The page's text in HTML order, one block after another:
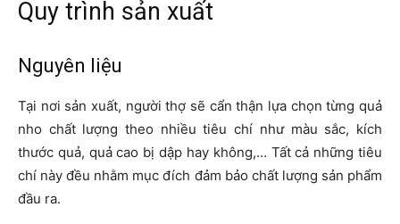
Quy trình sản xuất
Nguyên liệu
Tại nơi sản xuất, người thợ sẽ cẩn thận lựa chọn từng quả
nho chất lượng theo nhiều tiêu chí như màu sắc, kích
thước quả, quả cao bị dập hay không,… Tất cả những tiêu
chí này đều nhằm mục đích đảm bảo chất lượng sản phẩm
đầu ra.